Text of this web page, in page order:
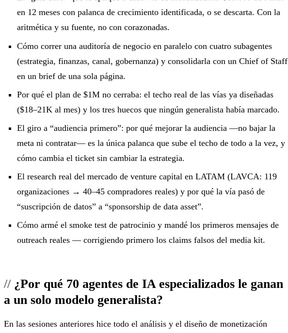
en 12 meses con palanca de crecimiento identificada, o se descarta. Con la
aritmética y su fuente, no con corazonadas.
Cómo correr una auditoría de negocio en paralelo con cuatro subagentes
(estrategia, finanzas, canal, gobernanza) y consolidarla con un Chief of Staff
en un brief de una sola página.
Por qué el plan de $1M no cerraba: el techo real de las vías ya diseñadas
($18–21K al mes) y los tres huecos que ningún generalista había marcado.
El giro a “audiencia primero”: por qué mejorar la audiencia —no bajar la
meta ni contratar— es la única palanca que sube el techo de todo a la vez, y
cómo cambia el ticket sin cambiar la estrategia.
El research real del mercado de venture capital en LATAM (LAVCA: 119
organizaciones → 40–45 compradores reales) y por qué la vía pasó de
“suscripción de datos” a “sponsorship de data asset”.
Cómo armé el smoke test de patrocinio y mandé los primeros mensajes de
outreach reales — corrigiendo primero los claims falsos del media kit.
¿Por qué 70 agentes de IA especializados le ganan
a un solo modelo generalista?
En las sesiones anteriores hice todo el análisis y el diseño de monetización